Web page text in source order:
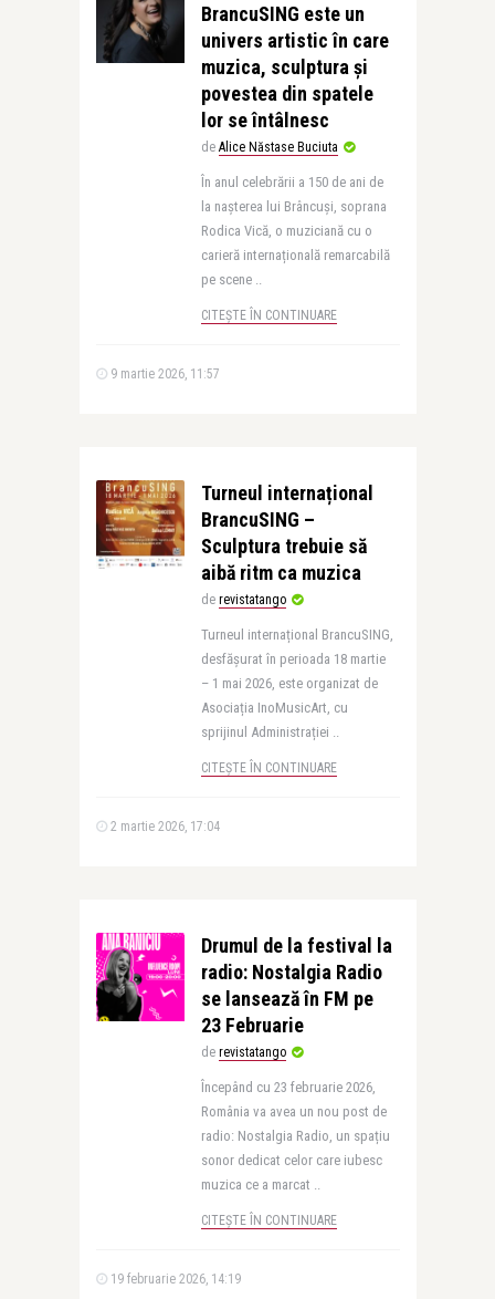
BrancuSING este un
univers artistic în care
muzica, sculptura și
povestea din spatele
lor se întâlnesc
de Alice Năstase Buciuta
În anul celebrării a 150 de ani de
la nașterea lui Brâncuși, soprana
Rodica Vică, o muziciană cu o
carieră internațională remarcabilă
pe scene ..
CITEȘTE ÎN CONTINUARE
9 martie 2026, 11:57
Turneul internațional
BrancuSING –
Sculptura trebuie să
aibă ritm ca muzica
de revistatango
Turneul internațional BrancuSING,
desfășurat în perioada 18 martie
– 1 mai 2026, este organizat de
Asociația InoMusicArt, cu
sprijinul Administrației ..
CITEȘTE ÎN CONTINUARE
2 martie 2026, 17:04
Drumul de la festival la
radio: Nostalgia Radio
se lansează în FM pe
23 Februarie
de revistatango
Începând cu 23 februarie 2026,
România va avea un nou post de
radio: Nostalgia Radio, un spațiu
sonor dedicat celor care iubesc
muzica ce a marcat ..
CITEȘTE ÎN CONTINUARE
19 februarie 2026, 14:19